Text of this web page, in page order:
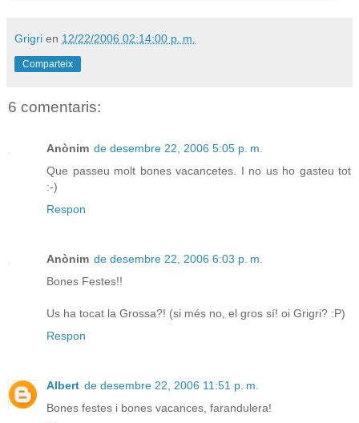
Grigri en 12/22/2006 02:14:00 p. m.
Comparteix
6 comentaris:
Anònim de desembre 22, 2006 5:05 p. m.
Que passeu molt bones vacancetes. I no us ho gasteu tot
:-)
Respon
Anònim de desembre 22, 2006 6:03 p. m.
Bones Festes!!
Us ha tocat la Grossa?! (si més no, el gros sí! oi Grigri? :P)
Respon
Albert de desembre 22, 2006 11:51 p. m.
Bones festes i bones vacances, farandulera!